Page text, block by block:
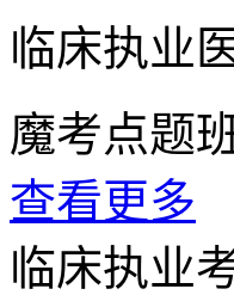
临床执业
魔考点题
查看更多
临床执业